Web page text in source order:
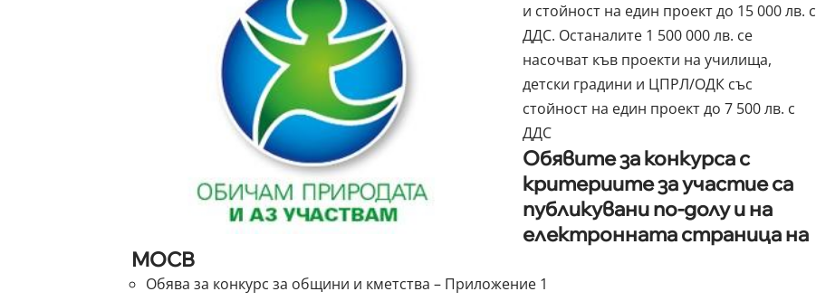
и стойност на един проект до 15 000 лв. с
ДДС. Останалите 1 500 000 лв. се
насочват къв проекти на училища,
детски градини и ЦПРЛ/ОДК със
стойност на един проект до 7 500 лв. с
ДДС
Обявите за конкурса с
критериите за участие са
публикувани по-долу и на
електронната страница на
МОСВ
Обява за конкурс за общини и кметства – Приложение 1